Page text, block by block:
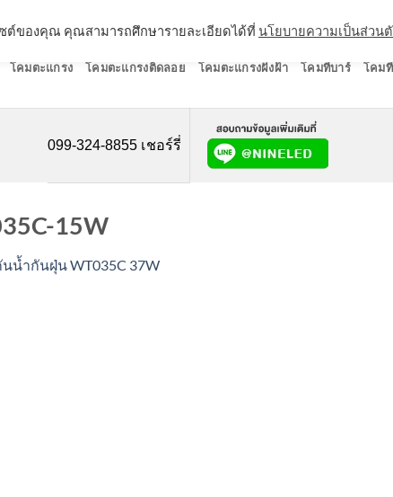
โคมตะแกรง โคมตะแกรงติดลอย โคมตะแกรงฝังฝ้า โคมทีบาร์ โคม
099-324-8855 เชอร์รี่
15W
น้ำกันฝุ่น WT035C 37W
ต์ของคุณ คุณสามารถศึกษารายละเอียดได้ที่ นโยบายความเป็นส่วน